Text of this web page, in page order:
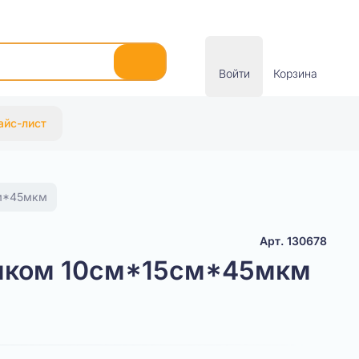
Войти Корзина
лист
Арт. 130678
10см*15см*45мкм